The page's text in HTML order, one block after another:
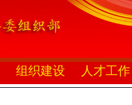
组织建设 人才工作